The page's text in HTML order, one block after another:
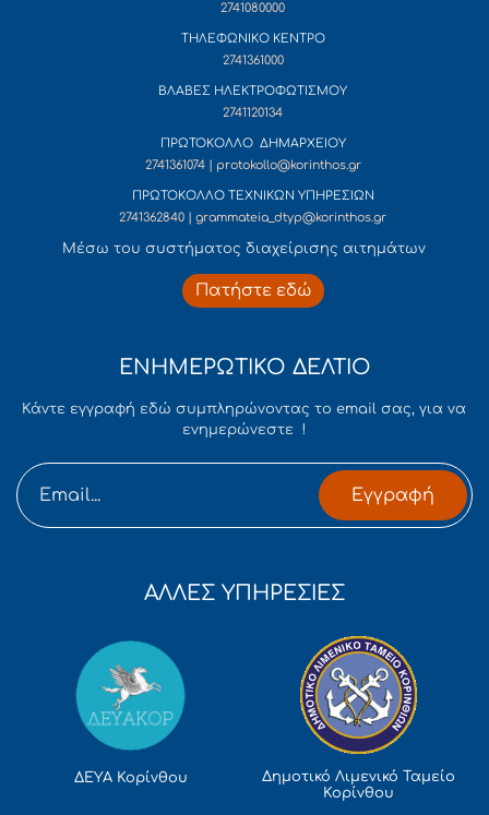
2741080000
ΤΗΛΕΦΩΝΙΚΟ ΚΕΝΤΡΟ
2741361000
ΒΛΑΒΕΣ ΗΛΕΚΤΡΟΦΩΤΙΣΜΟΥ
2741120134
ΠΡΩΤΟΚΟΛΛΟ ΔΗΜΑΡΧΕΙΟΥ
2741361074 | protokollo@korinthos.gr
ΠΡΩΤΟΚΟΛΛΟ ΤΕΧΝΙΚΩΝ ΥΠΗΡΕΣΙΩΝ
2741362840 | grammateia_dtyp@korinthos.gr
Mέσω του συστήματος διαχείρισης αιτημάτων
Πατήστε εδώ
ΕΝΗΜΕΡΩΤΙΚΟ ΔΕΛΤΙΟ
Κάντε εγγραφή εδώ συμπληρώνοντας το email σας, για να
ενημερώνεστε !
Εγγραφή
ΑΛΛΕΣ ΥΠΗΡΕΣΙΕΣ
ΔΕΥΑ Κορίνθου
Δημοτικό Λιμενικό Ταμείο
Κορίνθου